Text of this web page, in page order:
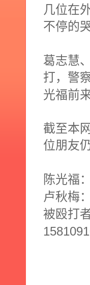
几位在
不停的
葛志慧
打，警
光福前
截至本
位朋友
陈光福：
卢秋梅：
被殴打